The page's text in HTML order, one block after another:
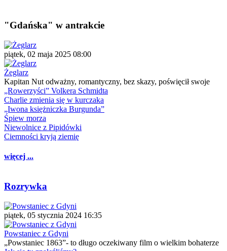
"Gdańska" w antrakcie
piątek, 02 maja 2025 08:00
Żeglarz
Kapitan Nut odważny, romantyczny, bez skazy, poświęcił swoje
„Rowerzyści” Volkera Schmidta
Charlie zmienia się w kurczaka
„Iwona księżniczka Burgunda”
Śpiew morza
Niewolnice z Pipidówki
Ciemności kryją ziemię
więcej ...
Rozrywka
piątek, 05 stycznia 2024 16:35
Powstaniec z Gdyni
„Powstaniec 1863”- to długo oczekiwany film o wielkim bohaterze